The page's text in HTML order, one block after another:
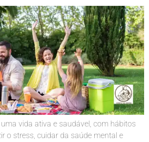
vida ativa e saudável, com hábitos
o stress, cuidar da saúde mental e